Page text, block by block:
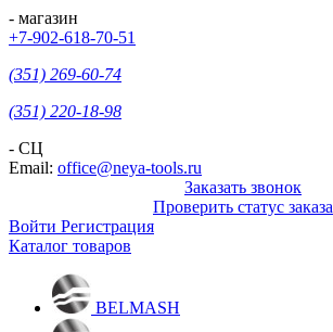
- магазин
+7-902-618-70-51
(351) 269-60-74
(351) 220-18-98
- СЦ
Email: office@neya-tools.ru
Заказать звонок
Проверить статус заказа
Войти Регистрация
Каталог товаров
BELMASH